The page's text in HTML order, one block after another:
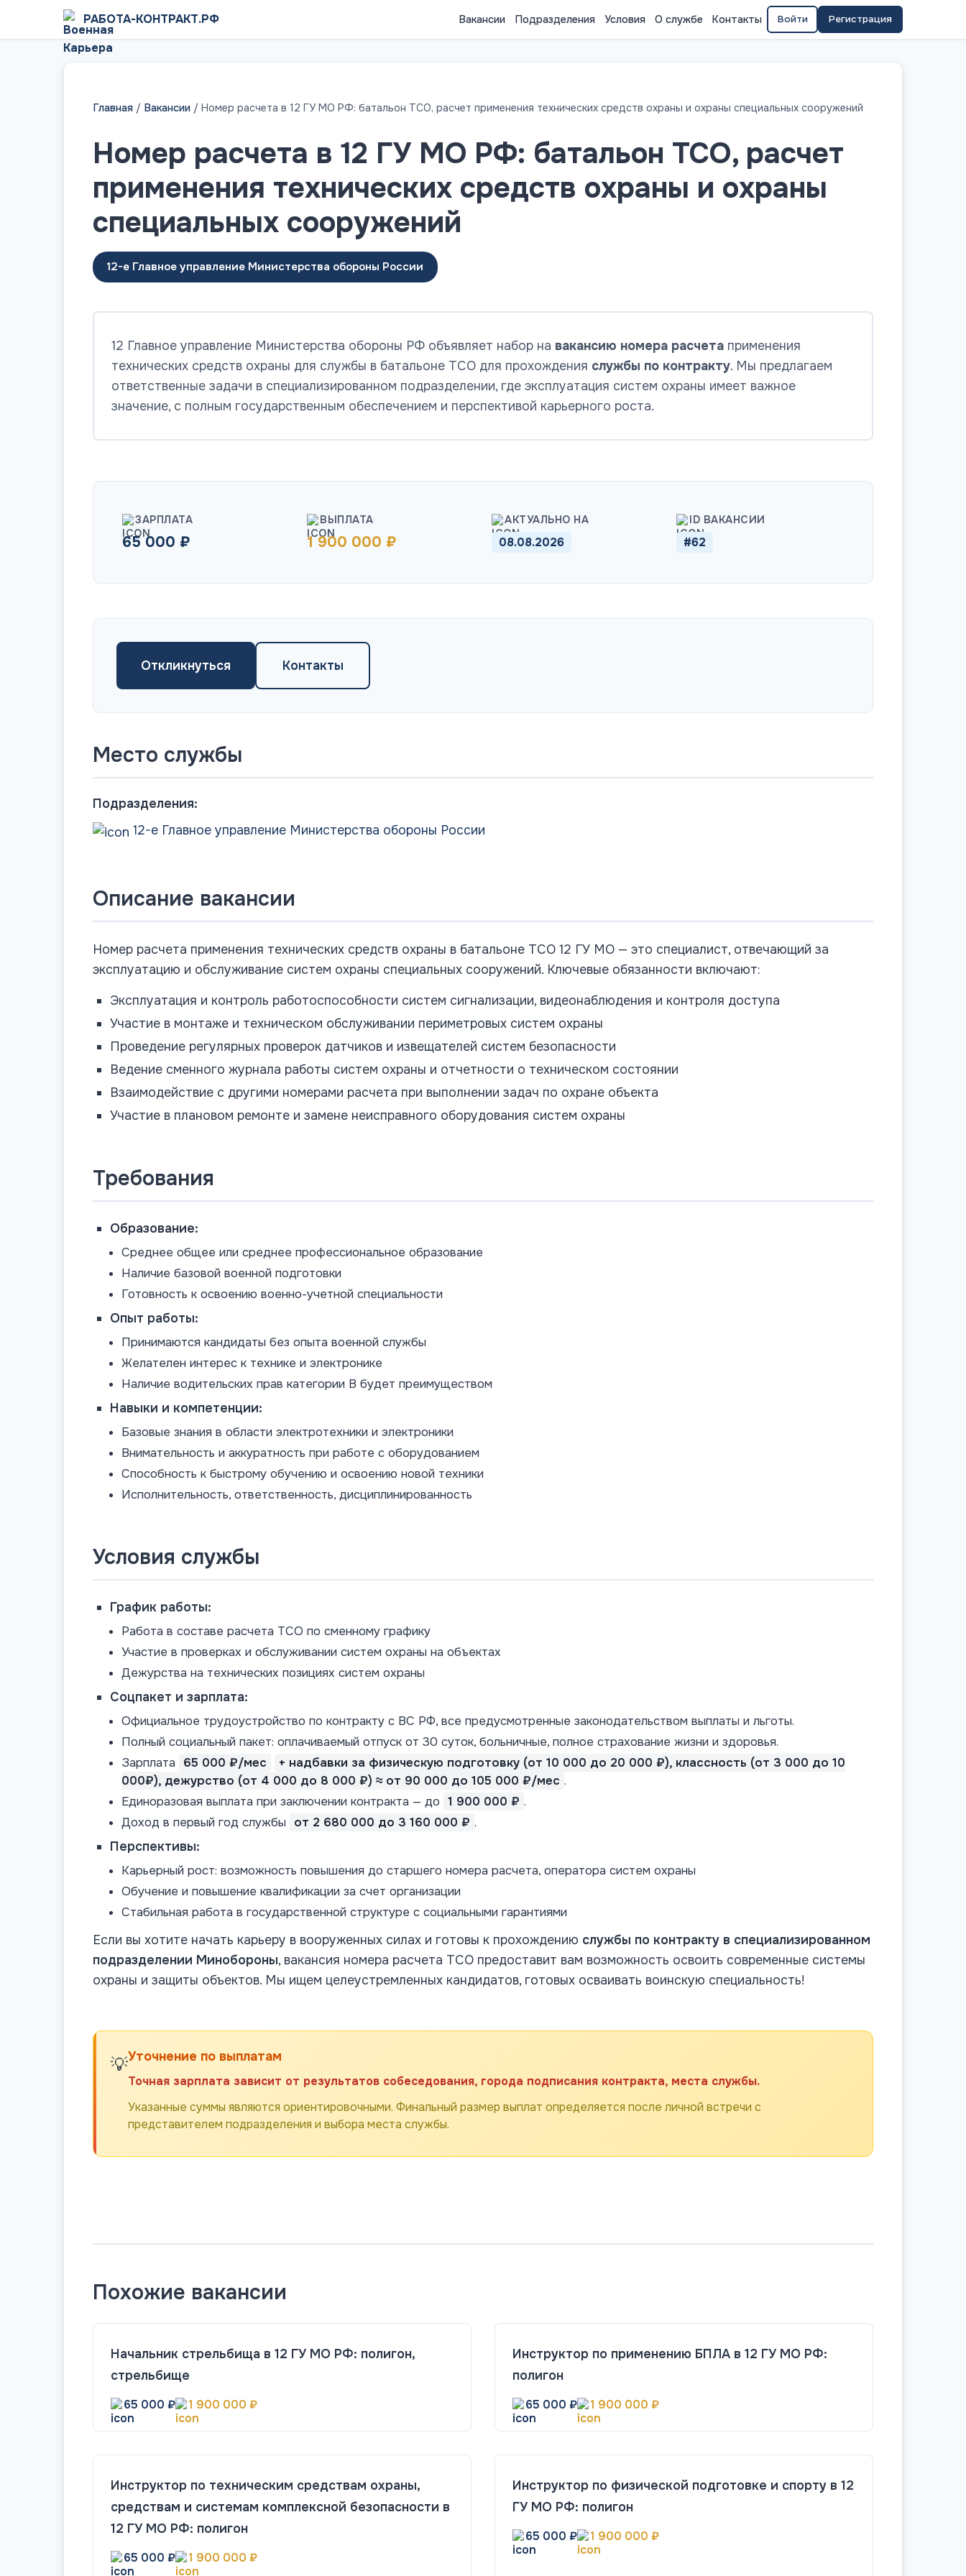
РАБОТА-КОНТРАКТ.РФ Вакансии Подразделения Условия О службе Контакты Войти Регистрация
Главная / Вакансии / Номер расчета в 12 ГУ МО РФ: батальон ТСО, расчет применения технических средств охраны и охраны специальных сооружений
Номер расчета в 12 ГУ МО РФ: батальон ТСО, расчет
применения технических средств охраны и охраны
специальных сооружений
12-е Главное управление Министерства обороны России
12 Главное управление Министерства обороны РФ объявляет набор на вакансию номера расчета применения
технических средств охраны для службы в батальоне ТСО для прохождения службы по контракту. Мы предлагаем
ответственные задачи в специализированном подразделении, где эксплуатация систем охраны имеет важное
значение, с полным государственным обеспечением и перспективой карьерного роста.
ЗАРПЛАТА
65 000 ₽
ВЫПЛАТА
1 900 000 ₽
АКТУАЛЬНО НА
08.08.2026
ID ВАКАНСИИ
#62
Откликнуться Контакты
Место службы
Подразделения:
12-е Главное управление Министерства обороны России
Описание вакансии
Номер расчета применения технических средств охраны в батальоне ТСО 12 ГУ МО — это специалист, отвечающий за
эксплуатацию и обслуживание систем охраны специальных сооружений. Ключевые обязанности включают:
Эксплуатация и контроль работоспособности систем сигнализации, видеонаблюдения и контроля доступа
Участие в монтаже и техническом обслуживании периметровых систем охраны
Проведение регулярных проверок датчиков и извещателей систем безопасности
Ведение сменного журнала работы систем охраны и отчетности о техническом состоянии
Взаимодействие с другими номерами расчета при выполнении задач по охране объекта
Участие в плановом ремонте и замене неисправного оборудования систем охраны
Требования
Образование:
Среднее общее или среднее профессиональное образование
Наличие базовой военной подготовки
Готовность к освоению военно-учетной специальности
Опыт работы:
Принимаются кандидаты без опыта военной службы
Желателен интерес к технике и электронике
Наличие водительских прав категории В будет преимуществом
Навыки и компетенции:
Базовые знания в области электротехники и электроники
Внимательность и аккуратность при работе с оборудованием
Способность к быстрому обучению и освоению новой техники
Исполнительность, ответственность, дисциплинированность
Условия службы
График работы:
Работа в составе расчета ТСО по сменному графику
Участие в проверках и обслуживании систем охраны на объектах
Дежурства на технических позициях систем охраны
Соцпакет и зарплата:
Официальное трудоустройство по контракту с ВС РФ, все предусмотренные законодательством выплаты и льготы.
Полный социальный пакет: оплачиваемый отпуск от 30 суток, больничные, полное страхование жизни и здоровья.
Зарплата
65 000 ₽/мес
+ надбавки за физическую подготовку (от 10 000 до 20 000 ₽), классность (от 3 000 до 10
000₽), дежурство (от 4 000 до 8 000 ₽) ≈ от 90 000 до 105 000 ₽/мес .
Единоразовая выплата при заключении контракта — до 1 900 000 ₽ .
Доход в первый год службы
от 2 680 000 до 3 160 000 ₽ .
Перспективы:
Карьерный рост: возможность повышения до старшего номера расчета, оператора систем охраны
Обучение и повышение квалификации за счет организации
Стабильная работа в государственной структуре с социальными гарантиями
Если вы хотите начать карьеру в вооруженных силах и готовы к прохождению службы по контракту в специализированном
подразделении Минобороны, вакансия номера расчета ТСО предоставит вам возможность освоить современные системы
охраны и защиты объектов. Мы ищем целеустремленных кандидатов, готовых осваивать воинскую специальность!
💡Уточнение по выплатам
Точная зарплата зависит от результатов собеседования, города подписания контракта, места службы.
Указанные суммы являются ориентировочными. Финальный размер выплат определяется после личной встречи с
представителем подразделения и выбора места службы.
Похожие вакансии
Начальник стрельбища в 12 ГУ МО РФ: полигон,
стрельбище
65 000 ₽ 1 900 000 ₽
Инструктор по применению БПЛА в 12 ГУ МО РФ:
полигон
65 000 ₽ 1 900 000 ₽
Инструктор по техническим средствам охраны,
средствам и системам комплексной безопасности в
12 ГУ МО РФ: полигон
65 000 ₽ 1 900 000 ₽
Инструктор по физической подготовке и спорту в 12
ГУ МО РФ: полигон
65 000 ₽ 1 900 000 ₽